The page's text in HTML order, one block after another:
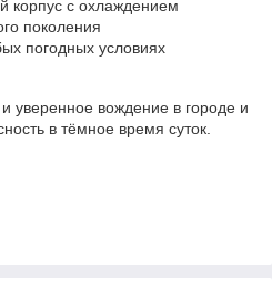
корпус с охлаждением
поколения
погодных условиях
уверенное вождение в городе и
в тёмное время суток.